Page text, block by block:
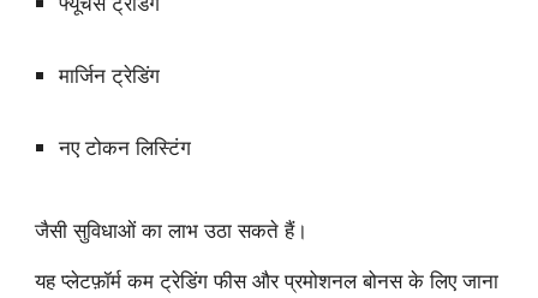
मार्जिन ट्रेडिंग
नए टोकन लिस्टिंग
जैसी सुविधाओं का लाभ उठा सकते हैं।
यह प्लेटफ़ॉर्म कम ट्रेडिंग फीस और प्रमोशनल बोनस के लिए जाना